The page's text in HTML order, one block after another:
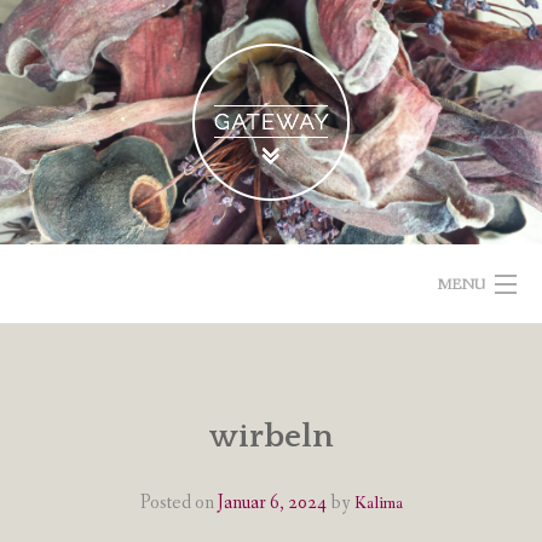
Skip
to
content
MENU
IMPRESSUM & DATENSCHUTZ
wirbeln
Posted onJanuar 6, 2024by Kalima